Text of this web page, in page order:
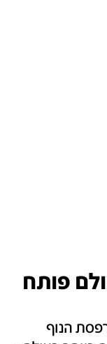
פותח
קומות, מרפסת הנוף